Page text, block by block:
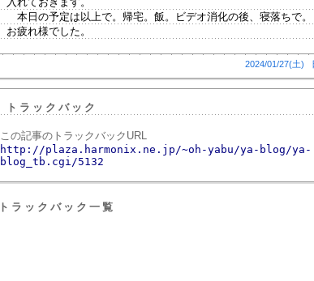
本日の予定は以上で。帰宅。飯。ビデオ消化の後、寝落ちで。
お疲れ様でした。
2024/01/27(土)
トラックバック
この記事のトラックバックURL
http://plaza.harmonix.ne.jp/~oh-yabu/ya-blog/ya-
blog_tb.cgi/5132
トラックバック一覧